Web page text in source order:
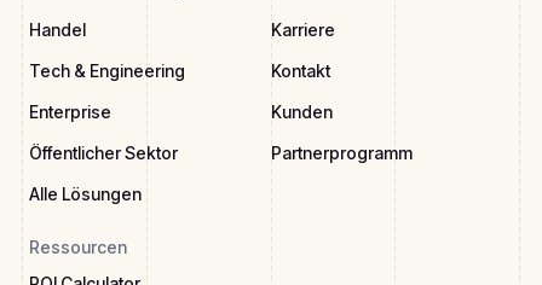
Handel
Tech & Engineering
Enterprise
Öffentlicher Sektor
Alle Lösungen
Karriere
Kontakt
Kunden
Partnerprogramm
Ressourcen